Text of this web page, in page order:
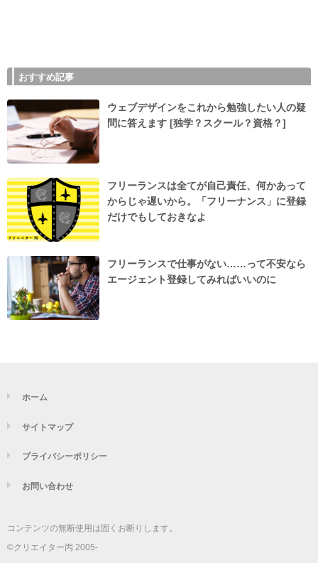
おすすめ記事
ウェブデザインをこれから勉強したい人の疑
問に答えます [独学？スクール？資格？]
フリーランスは全てが自己責任、何かあって
からじゃ遅いから。「フリーナンス」に登録
だけでもしておきなよ
フリーランスで仕事がない……って不安なら
エージェント登録してみればいいのに
ホーム
サイトマップ
プライバシーポリシー
お問い合わせ
コンテンツの無断使用は固くお断りします。
©クリエイター丙 2005-